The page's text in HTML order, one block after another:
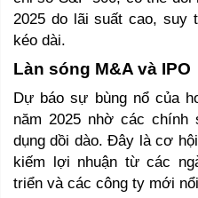
2025 do lãi suất cao, suy
kéo dài.
Làn sóng M&A và IPO
Dự báo sự bùng nổ của
năm 2025 nhờ các
dụng dồi dào. Đây là cơ
kiếm lợi nhuận từ các
triển và các công ty mới